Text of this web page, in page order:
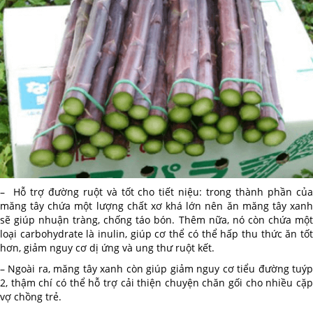
– Hỗ trợ đường ruột và tốt cho tiết niệu: trong thành phần của
măng tây chứa một lượng chất xơ khá lớn nên ăn măng tây xanh
sẽ giúp nhuận tràng, chống táo bón. Thêm nữa, nó còn chứa một
loại carbohydrate là inulin, giúp cơ thể có thể hấp thu thức ăn tốt
hơn, giảm nguy cơ dị ứng và ung thư ruột kết.
– Ngoài ra, măng tây xanh còn giúp giảm nguy cơ tiểu đường tuýp
2, thậm chí có thể hỗ trợ cải thiện chuyện chăn gối cho nhiều cặp
vợ chồng trẻ.